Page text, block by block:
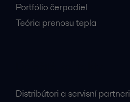
Portfólio čerpadiel
Teória prenosu tepla
Distribútori a servisní partneri